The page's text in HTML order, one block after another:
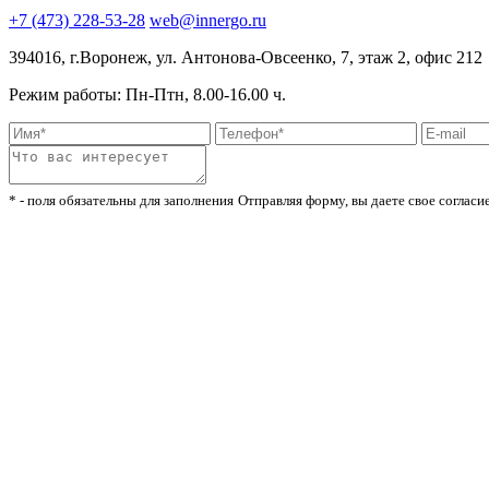
+7 (473) 228-53-28 web@innergo.ru
394016, г.Воронеж, ул. Антонова-Овсеенко, 7, этаж 2, офис 212
Режим работы: Пн-Птн, 8.00-16.00 ч.
* - поля обязательны для заполнения Отправляя форму, вы даете свое